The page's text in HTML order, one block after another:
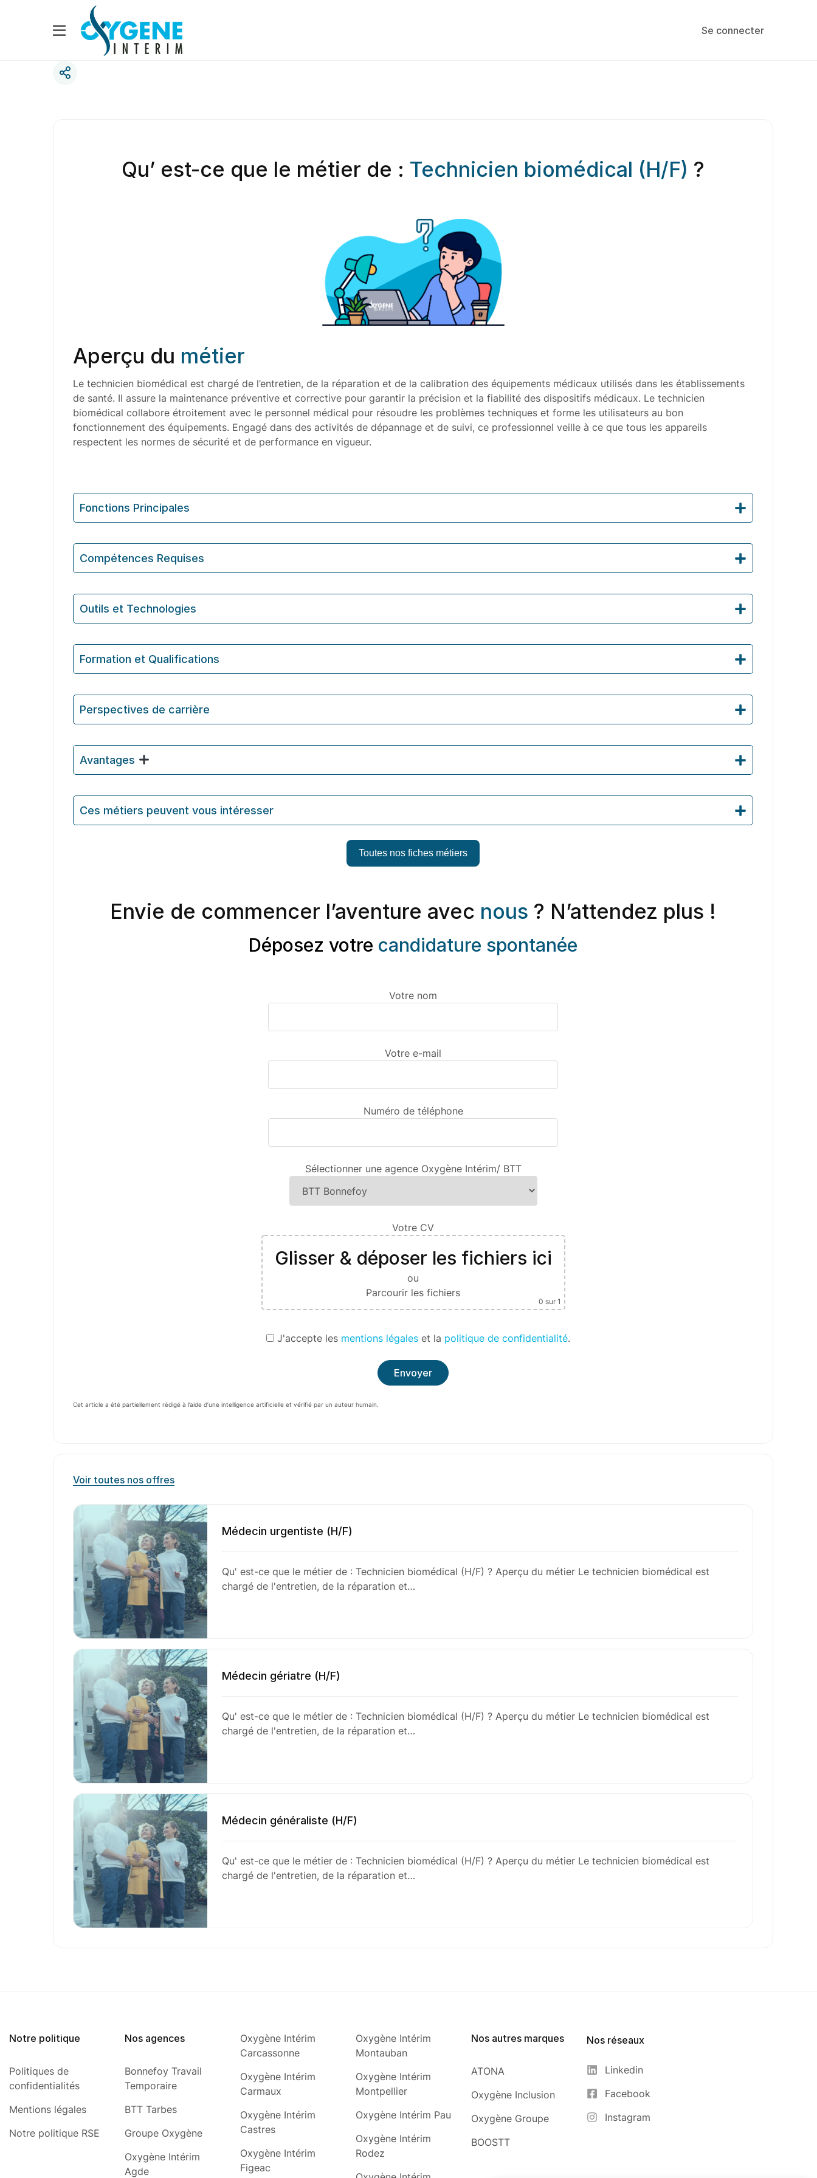
Se connecter
Qu’ est-ce que le métier de : Technicien biomédical (H/F) ?
Aperçu du métier
Le technicien biomédical est chargé de l’entretien, de la réparation et de la calibration des équipements médicaux utilisés dans les établissements
de santé. Il assure la maintenance préventive et corrective pour garantir la précision et la fiabilité des dispositifs médicaux. Le technicien
biomédical collabore étroitement avec le personnel médical pour résoudre les problèmes techniques et forme les utilisateurs au bon
fonctionnement des équipements. Engagé dans des activités de dépannage et de suivi, ce professionnel veille à ce que tous les appareils
respectent les normes de sécurité et de performance en vigueur.
Fonctions Principales
Compétences Requises
Outils et Technologies ️
Formation et Qualifications
Perspectives de carrière
Avantages
Ces métiers peuvent vous intéresser
Toutes nos fiches métiers
Envie de commencer l’aventure avec nous ? N’attendez plus !
Déposez votre candidature spontanée
Votre nom
Votre e-mail
Numéro de téléphone
Sélectionner une agence Oxygène Intérim/ BTT
Votre CV
Glisser & déposer les fichiers ici
ou
Parcourir les fichiers
0 sur 1
J'accepte les mentions légaleset la politique de confidentialité.
Cet article a été partiellement rédigé à l’aide d’une intelligence artificielle et vérifié par un auteur humain.
Voir toutes nos offres
Médecin urgentiste (H/F)
Qu' est-ce que le métier de : Technicien biomédical (H/F) ? Aperçu du métier Le technicien biomédical est
chargé de l'entretien, de la réparation et…
Médecin gériatre (H/F)
Qu' est-ce que le métier de : Technicien biomédical (H/F) ? Aperçu du métier Le technicien biomédical est
chargé de l'entretien, de la réparation et…
Médecin généraliste (H/F)
Qu' est-ce que le métier de : Technicien biomédical (H/F) ? Aperçu du métier Le technicien biomédical est
chargé de l'entretien, de la réparation et…
Notre politique
Politiques de
confidentialités
Mentions légales
Notre politique RSE
Nos agences
Bonnefoy Travail
Temporaire
BTT Tarbes
Groupe Oxygène
Oxygène Intérim
Agde
Oxygène Intérim
Carcassonne
Oxygène Intérim
Carmaux
Oxygène Intérim
Castres
Oxygène Intérim
Figeac
Oxygène Intérim
Montauban
Oxygène Intérim
Montpellier
Oxygène Intérim Pau
Oxygène Intérim
Rodez
Nos autres marques
ATONA
Oxygène Inclusion
Oxygène Groupe
BOOSTT
Nos réseaux
Linkedin
Facebook
Instagram